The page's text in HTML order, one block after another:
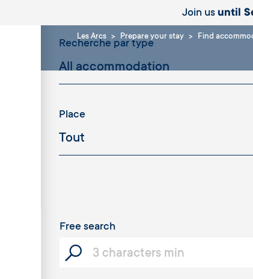
Join us until
Les Arcs Prepare your stay Find
Recherche par type
Place
Free search
Capacity